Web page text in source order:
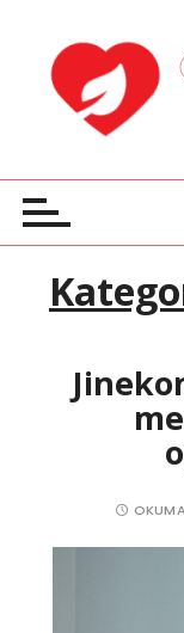
n
Estetik